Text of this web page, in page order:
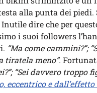
alla punta dei piedi.
dire che per
i suoi followers
“Ma come cammini?”;
tiratela meno”.
“Sei davvero troppo
e dall’effetto